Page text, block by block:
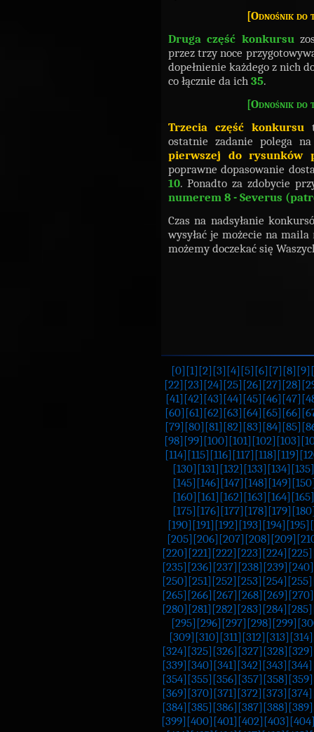
[Odnośnik do
Druga część konkursu
przez trzy noce
dopełnienie każdego z nich
co łącznie da ich 35.
[Odnośnik do
Trzecia część konkursu
ostatnie zadanie polega
pierwszej do rysunków
poprawne dopasowanie
10. Ponadto za zdobycie
numerem 8 - Severus
Czas na nadsyłanie
wysyłać je możecie na maila
możemy doczekać się
[0] [1] [2] [3] [4] [5] [6] [7] [8] [9]
[22] [23] [24] [25] [26] [27] [28]
[41] [42] [43] [44] [45] [46] [47]
[60] [61] [62] [63] [64] [65] [66]
[79] [80] [81] [82] [83] [84] [85]
[98] [99] [100] [101] [102] [103]
[114] [115] [116] [117] [118] [119]
[130] [131] [132] [133] [134] [135]
[145] [146] [147] [148] [149]
[160] [161] [162] [163] [164] [165]
[175] [176] [177] [178] [179]
[190] [191] [192] [193] [194] [195]
[205] [206] [207] [208] [209]
[220] [221] [222] [223] [224] [225]
[235] [236] [237] [238] [239] [240]
[250] [251] [252] [253] [254] [255]
[265] [266] [267] [268] [269] [270]
[280] [281] [282] [283] [284] [285]
[295] [296] [297] [298] [299]
[309] [310] [311] [312] [313] [314]
[324] [325] [326] [327] [328] [329]
[339] [340] [341] [342] [343] [344]
[354] [355] [356] [357] [358] [359]
[369] [370] [371] [372] [373] [374]
[384] [385] [386] [387] [388] [389]
[399] [400] [401] [402] [403]